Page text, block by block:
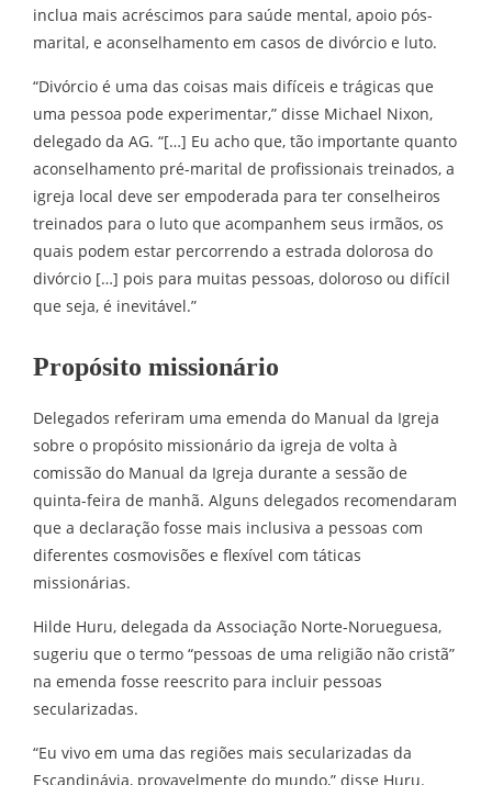
inclua mais acréscimos para saúde mental, apoio pós-
marital, e aconselhamento em casos de divórcio e luto.
“Divórcio é uma das coisas mais difíceis e trágicas que
uma pessoa pode experimentar,” disse Michael Nixon,
delegado da AG. “[…] Eu acho que, tão importante quanto
aconselhamento pré-marital de profissionais treinados, a
igreja local deve ser empoderada para ter conselheiros
treinados para o luto que acompanhem seus irmãos, os
quais podem estar percorrendo a estrada dolorosa do
divórcio […] pois para muitas pessoas, doloroso ou difícil
que seja, é inevitável.”
Propósito missionário
Delegados referiram uma emenda do Manual da Igreja
sobre o propósito missionário da igreja de volta à
comissão do Manual da Igreja durante a sessão de
quinta-feira de manhã. Alguns delegados recomendaram
que a declaração fosse mais inclusiva a pessoas com
diferentes cosmovisões e flexível com táticas
missionárias.
Hilde Huru, delegada da Associação Norte-Norueguesa,
sugeriu que o termo “pessoas de uma religião não cristã”
na emenda fosse reescrito para incluir pessoas
secularizadas.
“Eu vivo em uma das regiões mais secularizadas da
Escandinávia, provavelmente do mundo,” disse Huru.